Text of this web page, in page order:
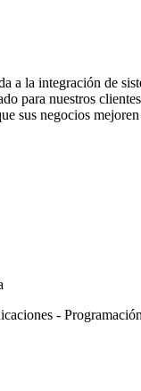
a la integración de
para nuestros
sus negocios
- Programación